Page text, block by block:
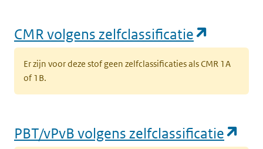
CMR volgens zelfclassificatie
Er zijn voor deze stof geen zelfclassificaties als CMR 1A
of 1B.
PBT/vPvB volgens zelfclassificatie